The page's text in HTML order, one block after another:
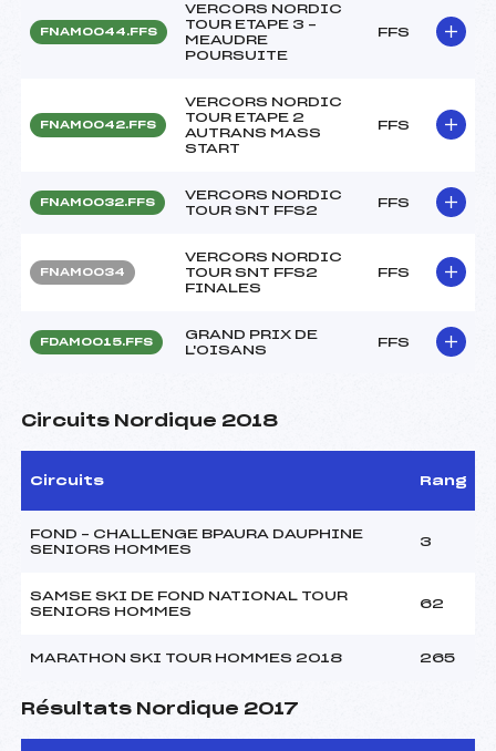
FNAM0044.FFS
VERCORS NORDIC
TOUR ETAPE 3 –
MEAUDRE
POURSUITE
FFS
FNAM0042.FFS
VERCORS NORDIC
TOUR ETAPE 2
AUTRANS MASS
START
FFS
FNAM0032.FFS
VERCORS NORDIC
TOUR SNT FFS2
FFS
FNAM0034
VERCORS NORDIC
TOUR SNT FFS2
FINALES
FFS
FDAM0015.FFS
GRAND PRIX DE
L'OISANS
FFS
Circuits Nordique 2018
Circuits Rang
FOND – CHALLENGE BPAURA DAUPHINE
SENIORS HOMMES
3
SAMSE SKI DE FOND NATIONAL TOUR
SENIORS HOMMES
62
MARATHON SKI TOUR HOMMES 2018 265
Résultats Nordique 2017